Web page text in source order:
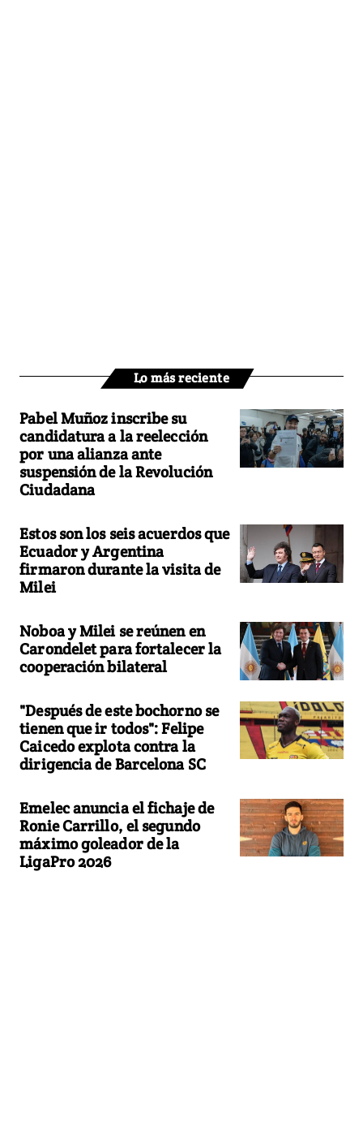
Lo más reciente
Pabel Muñoz inscribe su
candidatura a la reelección
por una alianza ante
suspensión de la Revolución
Ciudadana
Estos son los seis acuerdos que
Ecuador y Argentina
firmaron durante la visita de
Milei
Noboa y Milei se reúnen en
Carondelet para fortalecer la
cooperación bilateral
"Después de este bochorno se
tienen que ir todos": Felipe
Caicedo explota contra la
dirigencia de Barcelona SC
Emelec anuncia el fichaje de
Ronie Carrillo, el segundo
máximo goleador de la
LigaPro 2026